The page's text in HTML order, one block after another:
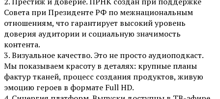
Совета при Президенте РФ по межнациональным
отношениям, что гарантирует высокий уровень
доверия аудитории и социальную значимость
контента.
3. Визуальное качество. Это не просто аудиоподкаст.
Мы показываем красоту в деталях: крупные планы
фактур тканей, процесс создания продуктов, живую
эмоцию героев в формате Full HD.